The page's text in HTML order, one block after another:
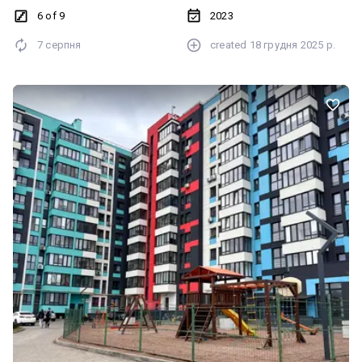
6 of 9
2023
7 серпня created 18 грудня 2025 р.